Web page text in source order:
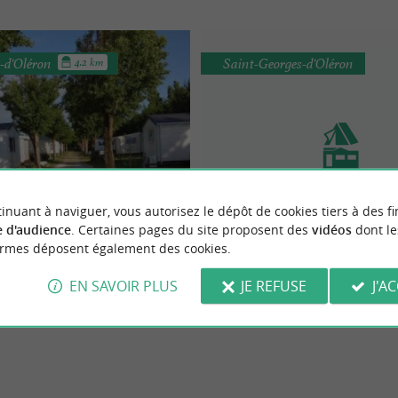
vous dans un camping
au cœur d’Oléron
4.2 km
s'engage dans une démarche
gestion des déchets. Tout au long
Camping Municipal Les
Saint-Georges-d'Oléron
à naviguer, vous autorisez le dépôt de cookies tiers à des
d'audience. Certaines pages du site proposent des vidéosdont
déposent également des cookies.
EN SAVOIR PLUS JE REFUSE